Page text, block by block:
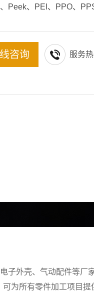
Peek、PEI、PPO、
咨询 服务热
子外壳、气动配件等厂
为所有零件加工项目